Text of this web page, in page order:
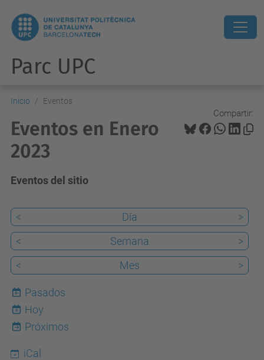
Parc UPC
Inicio Eventos
Compartir:
Eventos en Enero
2023
Eventos del sitio
< Día
>
<
Semana
>
<
Mes >
Pasados
6
Hoy
Próximos
iCal